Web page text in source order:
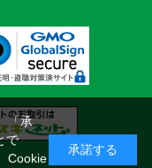
「承
で
Cookie
承諾する